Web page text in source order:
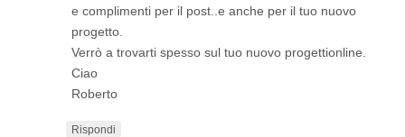
e complimenti per il post..e anche per il tuo nuovo
progetto.
Verrò a trovarti spesso sul tuo nuovo progettionline.
Ciao
Roberto
Rispondi